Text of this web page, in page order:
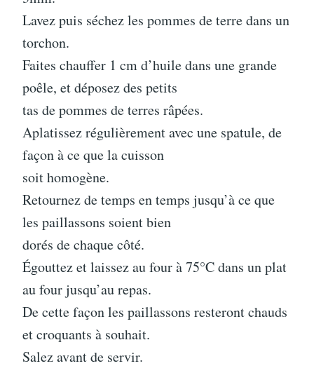
Lavez puis séchez les pommes de terre dans un
torchon.
Faites chauffer 1 cm d’huile dans une grande
poêle, et déposez des petits
tas de pommes de terres râpées.
Aplatissez régulièrement avec une spatule, de
façon à ce que la cuisson
soit homogène.
Retournez de temps en temps jusqu’à ce que
les paillassons soient bien
dorés de chaque côté.
Égouttez et laissez au four à 75°C dans un plat
au four jusqu’au repas.
De cette façon les paillassons resteront chauds
et croquants à souhait.
Salez avant de servir.